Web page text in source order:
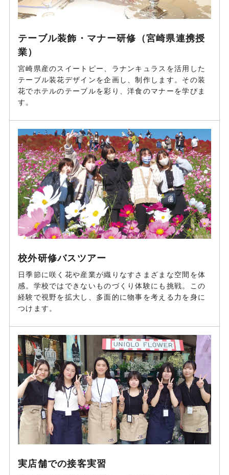
テーブル装飾・マナー研修（宮崎県連携授
業）
宮崎県産のスイートピー、ラナンキュラスを活用した
テーブル装花デザインを企画し、制作します。その装
花でホテルのテーブルを彩り、洋食のマナーを学びま
す。
校外研修バスツアー
日季節に咲く花や産業が織りなすさまざまな空間を体
感。学校ではできないものづくり体験にも挑戦。この
経験で視野を拡大し、多面的に物事を考える力を身に
つけます。
実店舗での接客実習